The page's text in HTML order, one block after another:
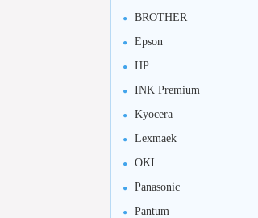
BROTHER
Epson
HP
INK Premium
Kyocera
Lexmaek
OKI
Panasonic
Pantum